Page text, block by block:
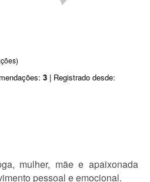
3 | Registrado desde:
mulher, mãe e apaixonada
pessoal e emocional.